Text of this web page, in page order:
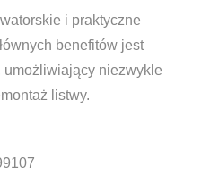
i praktyczne
benefitów jest
niezwykle
listwy.